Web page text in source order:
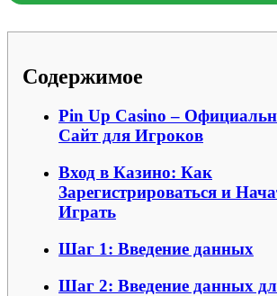
Содержимое
Pin Up Casino –
Сайт для Игроков
Вход в Казино: Как
Зарегистрироваться и
Играть
Шаг 1: Введение данных
Шаг 2: Введение данных